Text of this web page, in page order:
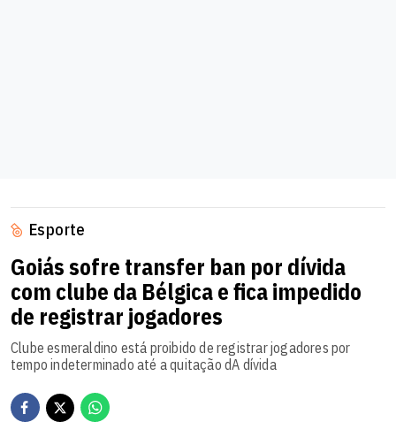
Esporte
Goiás sofre transfer ban por dívida
com clube da Bélgica e fica impedido
de registrar jogadores
Clube esmeraldino está proibido de registrar jogadores por
tempo indeterminado até a quitação dA dívida